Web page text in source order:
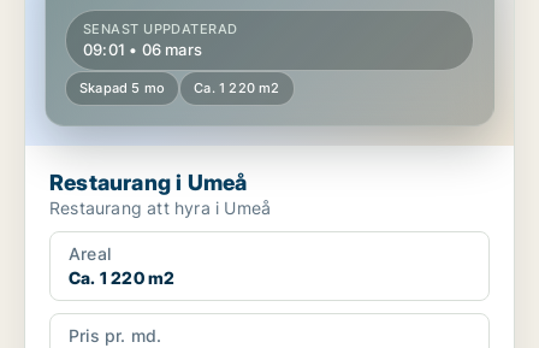
SENAST UPPDATERAD
09:01 • 06 mars
Skapad 5 mo Ca. 1 220 m2
Restaurang i Umeå
Restaurang att hyra i Umeå
Areal
Ca. 1 220 m2
Pris pr. md.